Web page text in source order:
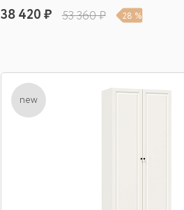
38 420 ₽ 53 360 ₽ 28 %
new